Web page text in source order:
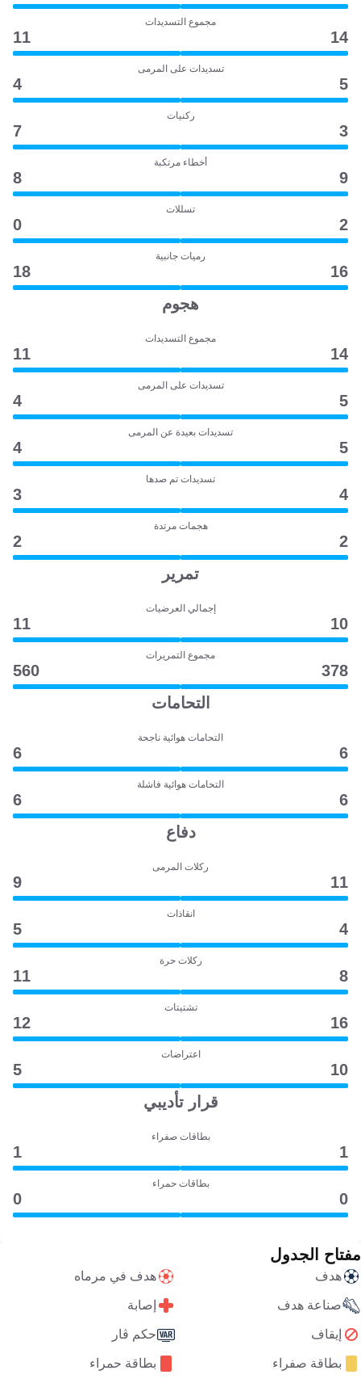
مجموع التسديدات
14
11
تسديدات على المرمى
5
4
ركنيات
3
7
أخطاء مرتكبة
9
8
تسللات
2
0
رميات جانبية
16
18
هجوم
مجموع التسديدات
14
11
تسديدات على المرمى
5
4
تسديدات بعيدة عن المرمى
5
4
تسديدات تم صدها
4
3
هجمات مرتدة
2
2
تمرير
إجمالي العرضيات
10
11
مجموع التمريرات
378
560
التحامات
التحامات هوائية ناجحة
6
6
التحامات هوائية فاشلة
6
6
دفاع
ركلات المرمى
11
9
انقاذات
4
5
ركلات حرة
8
11
تشتيتات
16
12
اعتراضات
10
5
قرار تأديبي
بطاقات صفراء
1
1
بطاقات حمراء
0
0
مفتاح الجدول
هدف هدف في مرماه
صناعة هدف إصابة
إيقاف حكم ڤار
بطاقة صفراء بطاقة حمراء